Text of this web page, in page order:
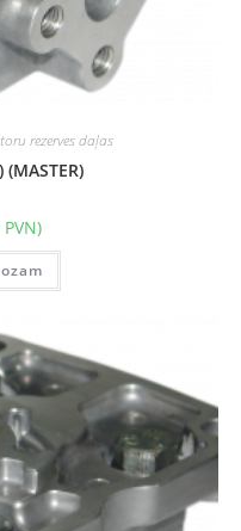
rezerves daļas